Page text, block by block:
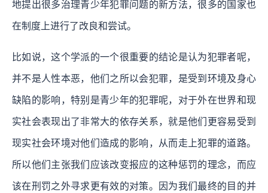
地提出很多治理青少年犯罪问题的新方法，很多的国家也
在制度上进行了改良和尝试。
比如说，这个学派的一个很重要的结论是认为犯罪者呢，
并不是人性本恶，他们之所以会犯罪，是受到环境及身心
缺陷的影响，特别是青少年的犯罪呢，对于外在世界和现
实社会表现出了非常大的依存关系，就是他们更容易受到
现实社会环境对他们造成的影响，从而走上犯罪的道路。
所以他们主张我们应该改变报应的这种惩罚的理念，而应
该在刑罚之外寻求更有效的对策。因为我们最终的目的并